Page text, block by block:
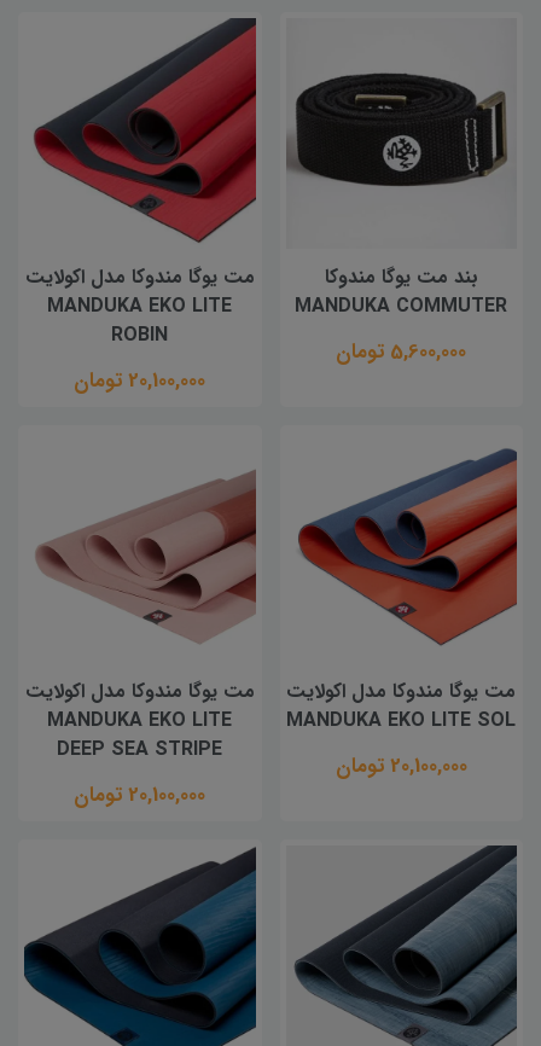
بند مت یوگا مندوکا
MANDUKA COMMUTER
5,600,000 تومان
مت یوگا مندوکا مدل اکولایت
MANDUKA EKO LITE
ROBIN
20,100,000 تومان
مت یوگا مندوکا مدل اکولایت
MANDUKA EKO LITE SOL
20,100,000 تومان
مت یوگا مندوکا مدل اکولایت
MANDUKA EKO LITE
DEEP SEA STRIPE
20,100,000 تومان